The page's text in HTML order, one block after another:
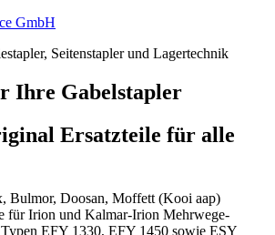
Seitenstapler und Lagertechnik
Ihre Gabelstapler
Ersatzteile für alle
Bulmor, Doosan, Moffett (Kooi aap)
für Irion und Kalmar-Irion Mehrwege-
EFY 1330, EFY 1450 sowie ESY